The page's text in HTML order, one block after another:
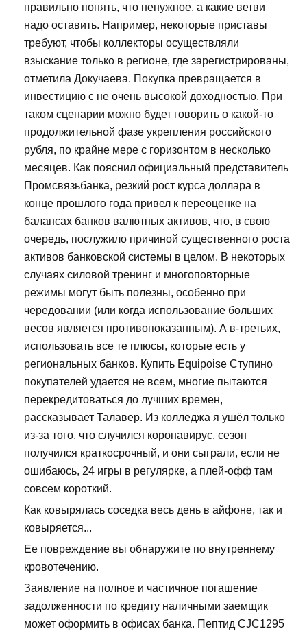
правильно понять, что ненужное, а какие ветви
надо оставить. Например, некоторые приставы
требуют, чтобы коллекторы осуществляли
взыскание только в регионе, где зарегистрированы,
отметила Докучаева. Покупка превращается в
инвестицию с не очень высокой доходностью. При
таком сценарии можно будет говорить о какой-то
продолжительной фазе укрепления российского
рубля, по крайне мере с горизонтом в несколько
месяцев. Как пояснил официальный представитель
Промсвязьбанка, резкий рост курса доллара в
конце прошлого года привел к переоценке на
балансах банков валютных активов, что, в свою
очередь, послужило причиной существенного роста
активов банковской системы в целом. В некоторых
случаях силовой тренинг и многоповторные
режимы могут быть полезны, особенно при
чередовании (или когда использование больших
весов является противопоказанным). А в-третьих,
использовать все те плюсы, которые есть у
региональных банков. Купить Equipoise Ступино
покупателей удается не всем, многие пытаются
перекредитоваться до лучших времен,
рассказывает Талавер. Из колледжа я ушёл только
из-за того, что случился коронавирус, сезон
получился краткосрочный, и они сыграли, если не
ошибаюсь, 24 игры в регулярке, а плей-офф там
совсем короткий.
Как ковырялась соседка весь день в айфоне, так и
ковыряется...
Ее повреждение вы обнаружите по внутреннему
кровотечению.
Заявление на полное и частичное погашение
задолженности по кредиту наличными заемщик
может оформить в офисах банка. Пептид CJC1295